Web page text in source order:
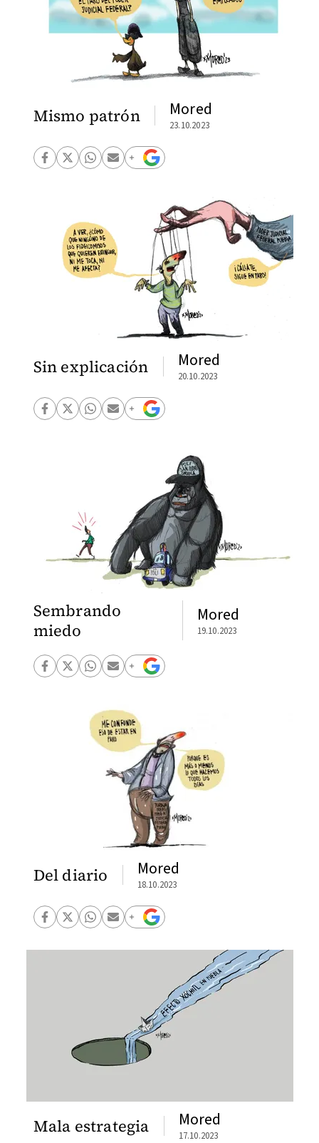
Mismo patrón Mored
23.10.2023
Sin explicación Mored
20.10.2023
Sembrando
miedo
Mored
19.10.2023
Del diario Mored
18.10.2023
Mala estrategia Mored
17.10.2023